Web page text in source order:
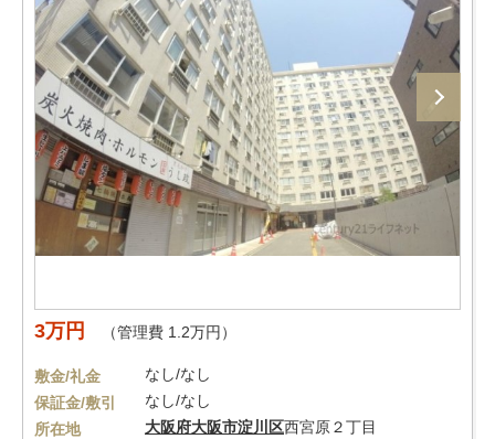
3万円 （管理費 1.2万円）
敷金/礼金
なし/なし
保証金/敷引
なし/なし
所在地
大阪府大阪市淀川区西宮原２丁目